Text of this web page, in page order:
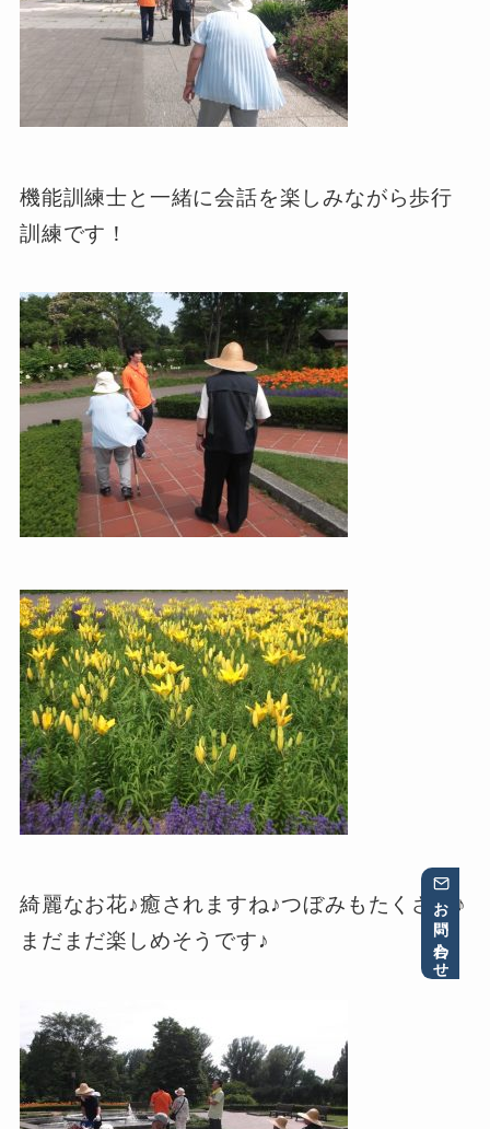
機能訓練士と一緒に会話を楽しみながら歩行
訓練です！
綺麗なお花♪癒されますね♪つぼみもたくさん♪
まだまだ楽しめそうです♪
お問い合わせ